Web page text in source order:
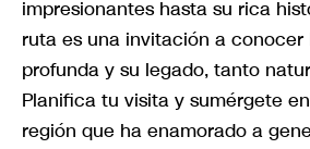
impresionantes hasta su rica
ruta es una invitación a conocer
profunda y su legado, tanto
Planifica tu visita y sumérgete
región que ha enamorado a